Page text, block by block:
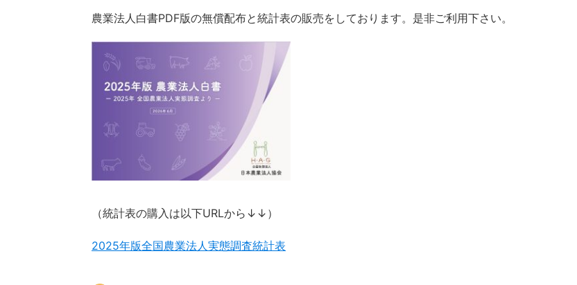
農業法人白書PDF版の無償配布と統計表の販売をしております。是非ご利用下さい。
（統計表の購入は以下URLから↓↓）
2025年版全国農業法人実態調査統計表